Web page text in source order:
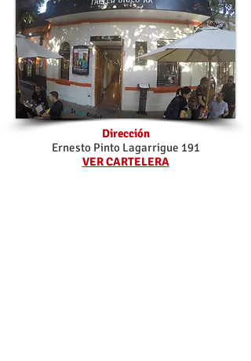
Dirección
Ernesto Pinto Lagarrigue 191
VER CARTELERA